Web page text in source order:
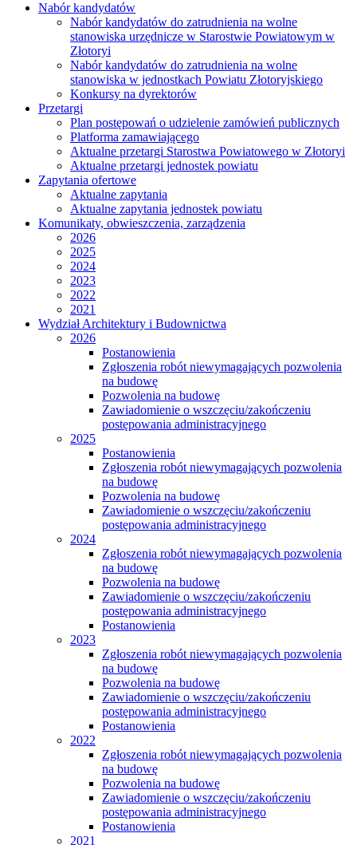
Nabór kandydatów
Nabór kandydatów do zatrudnienia na wolne
stanowiska urzędnicze w Starostwie Powiatowym w
Złotoryi
Nabór kandydatów do zatrudnienia na wolne
stanowiska w jednostkach Powiatu Złotoryjskiego
Konkursy na dyrektorów
Przetargi
Plan postępowań o udzielenie zamówień publicznych
Platforma zamawiającego
Aktualne przetargi Starostwa Powiatowego w Złotoryi
Aktualne przetargi jednostek powiatu
Zapytania ofertowe
Aktualne zapytania
Aktualne zapytania jednostek powiatu
Komunikaty, obwieszczenia, zarządzenia
2026
2025
2024
2023
2022
2021
Wydział Architektury i Budownictwa
2026
Postanowienia
Zgłoszenia robót niewymagających pozwolenia
na budowę
Pozwolenia na budowę
Zawiadomienie o wszczęciu/zakończeniu
postępowania administracyjnego
2025
Postanowienia
Zgłoszenia robót niewymagających pozwolenia
na budowę
Pozwolenia na budowę
Zawiadomienie o wszczęciu/zakończeniu
postępowania administracyjnego
2024
Zgłoszenia robót niewymagających pozwolenia
na budowę
Pozwolenia na budowę
Zawiadomienie o wszczęciu/zakończeniu
postępowania administracyjnego
Postanowienia
2023
Zgłoszenia robót niewymagających pozwolenia
na budowę
Pozwolenia na budowę
Zawiadomienie o wszczęciu/zakończeniu
postępowania administracyjnego
Postanowienia
2022
Zgłoszenia robót niewymagających pozwolenia
na budowę
Pozwolenia na budowę
Zawiadomienie o wszczęciu/zakończeniu
postępowania administracyjnego
Postanowienia
2021